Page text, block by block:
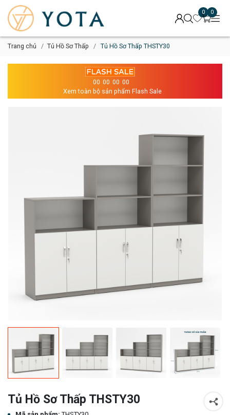
0 0
Trang chủ Tủ Hồ Sơ Thấp Tủ Hồ Sơ Thấp THSTY30
00 00 00 00
Xem toàn bộ sản phẩm Flash Sale
Tủ Hồ Sơ Thấp THSTY30